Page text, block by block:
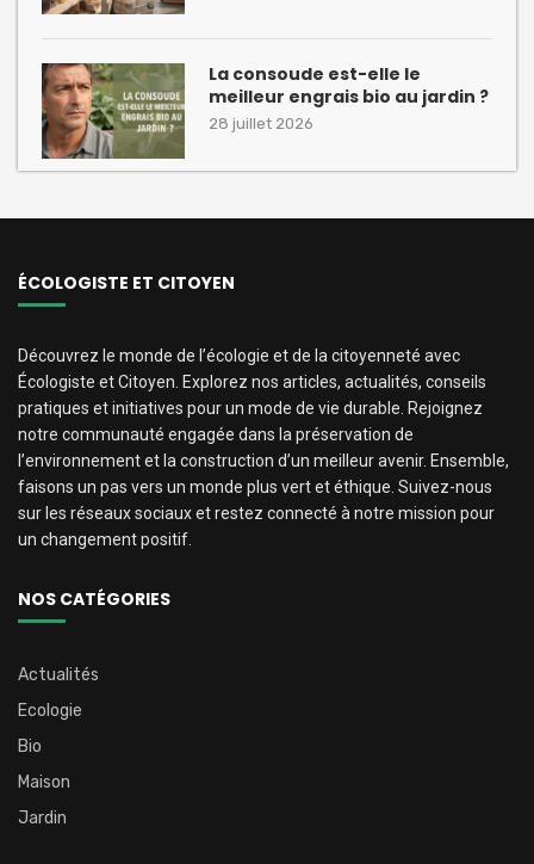
La consoude est-elle le
meilleur engrais bio au jardin ?
28 juillet 2026
ÉCOLOGISTE ET CITOYEN
Découvrez le monde de l’écologie et de la citoyenneté avec
Écologiste et Citoyen. Explorez nos articles, actualités, conseils
pratiques et initiatives pour un mode de vie durable. Rejoignez
notre communauté engagée dans la préservation de
l’environnement et la construction d’un meilleur avenir. Ensemble,
faisons un pas vers un monde plus vert et éthique. Suivez-nous
sur les réseaux sociaux et restez connecté à notre mission pour
un changement positif.
NOS CATÉGORIES
Actualités
Ecologie
Bio
Maison
Jardin